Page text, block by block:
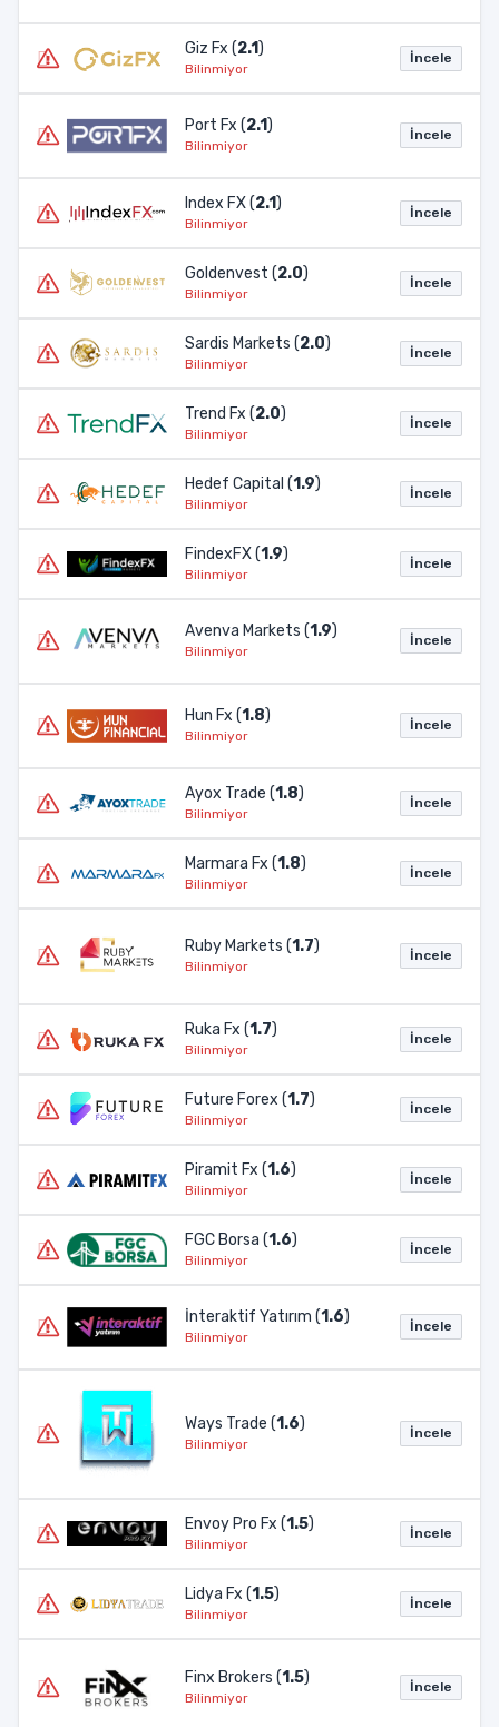
Giz Fx (2.1)
Bilinmiyor
İncele
Port Fx (2.1)
Bilinmiyor
İncele
Index FX (2.1)
Bilinmiyor
İncele
Goldenvest (2.0)
Bilinmiyor
İncele
Sardis Markets (2.0)
Bilinmiyor
İncele
Trend Fx (2.0)
Bilinmiyor
İncele
Hedef Capital (1.9)
Bilinmiyor
İncele
FindexFX (1.9)
Bilinmiyor
İncele
Avenva Markets (1.9)
Bilinmiyor
İncele
Hun Fx (1.8)
Bilinmiyor
İncele
Ayox Trade (1.8)
Bilinmiyor
İncele
Marmara Fx (1.8)
Bilinmiyor
İncele
Ruby Markets (1.7)
Bilinmiyor
İncele
Ruka Fx (1.7)
Bilinmiyor
İncele
Future Forex (1.7)
Bilinmiyor
İncele
Piramit Fx (1.6)
Bilinmiyor
İncele
FGC Borsa (1.6)
Bilinmiyor
İncele
İnteraktif Yatırım (1.6)
Bilinmiyor
İncele
Ways Trade (1.6)
Bilinmiyor
İncele
Envoy Pro Fx (1.5)
Bilinmiyor
İncele
Lidya Fx (1.5)
Bilinmiyor
İncele
Finx Brokers (1.5)
Bilinmiyor
İncele